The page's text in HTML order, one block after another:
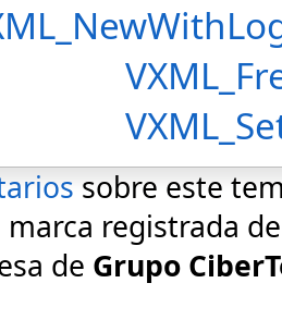
sobre este
registrada
de Grupo